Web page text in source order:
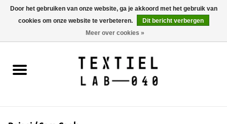
0 Artikelen - €0,00
BOEKEN
Door het gebruiken van onze website, ga je akkoord met het gebruik van
cookies om onze website te verbeteren.
Dit bericht verbergen
Meer over cookies »